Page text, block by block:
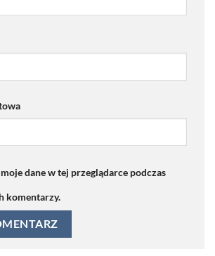
dane w tej przeglądarce podczas
komentarzy.